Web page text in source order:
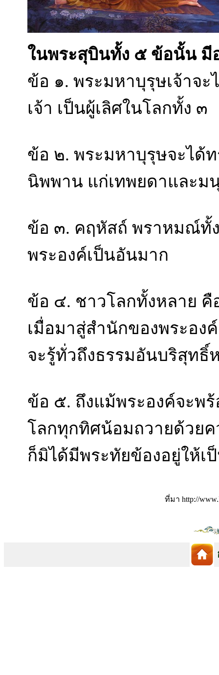
ในพระสุบินทั้ง ๕ ข้อนั้น มี
ข้อ ๑. พระมหาบุรุษเจ้าจ
เจ้า เป็นผู้เลิศในโลกทั้ง ๓
ข้อ ๒. พระมหาบุรุษจะได้
นิพพาน แก่เทพยดาและม
ข้อ ๓. คฤหัสถ์ พราหมณ์ทั้
พระองค์เป็นอันมาก
ข้อ ๔. ชาวโลกทั้งหลาย
เมื่อมาสู่สำนักของพระอง
จะรู้ทั่วถึงธรรมอันบริสุทธิ์
ข้อ ๕. ถึงแม้พระองค์จะพ
โลกทุกทิศน้อมถวายด้วยค
ก็มิได้มีพระทัยข้องอยู่ให้
ที่มา http://